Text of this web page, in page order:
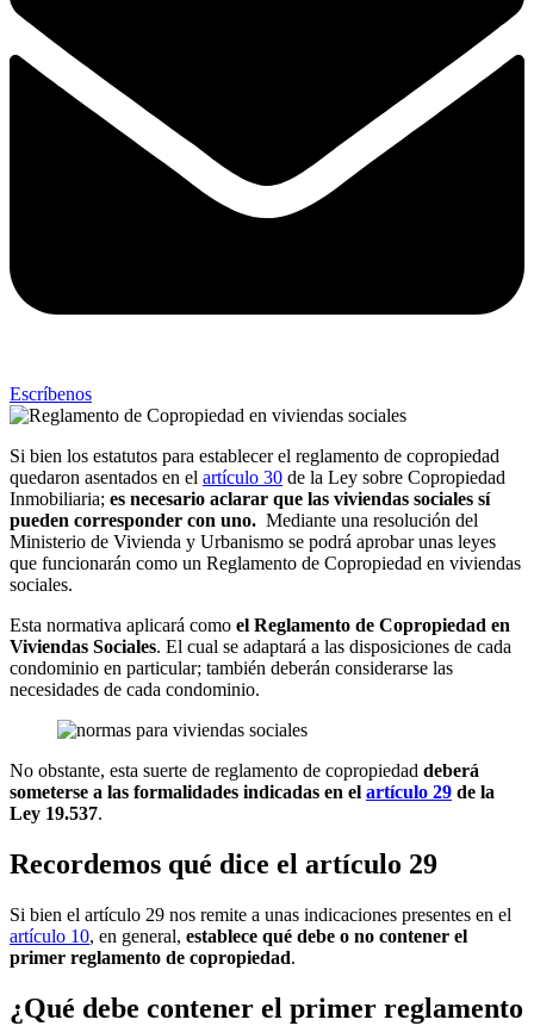
Escríbenos
Si bien los estatutos para establecer el reglamento de copropiedad
quedaron asentados en el artículo 30 de la Ley sobre Copropiedad
Inmobiliaria; es necesario aclarar que las viviendas sociales sí
pueden corresponder con uno. Mediante una resolución del
Ministerio de Vivienda y Urbanismo se podrá aprobar unas leyes
que funcionarán como un Reglamento de Copropiedad en viviendas
sociales.
Esta normativa aplicará como el Reglamento de Copropiedad en
Viviendas Sociales. El cual se adaptará a las disposiciones de cada
condominio en particular; también deberán considerarse las
necesidades de cada condominio.
No obstante, esta suerte de reglamento de copropiedad deberá
someterse a las formalidades indicadas en el artículo 29 de la
Ley 19.537.
Recordemos qué dice el artículo 29
Si bien el artículo 29 nos remite a unas indicaciones presentes en el
artículo 10, en general, establece qué debe o no contener el
primer reglamento de copropiedad.
¿Qué debe contener el primer reglamento